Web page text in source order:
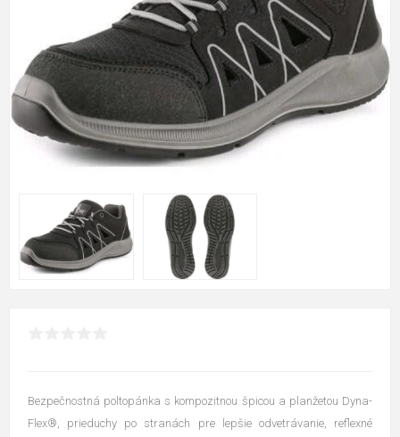
Bezpečnostná poltopánka s kompozitnou špicou a planžetou Dyna-
Flex®, prieduchy po stranách pre lepšie odvetrávanie, reflexné